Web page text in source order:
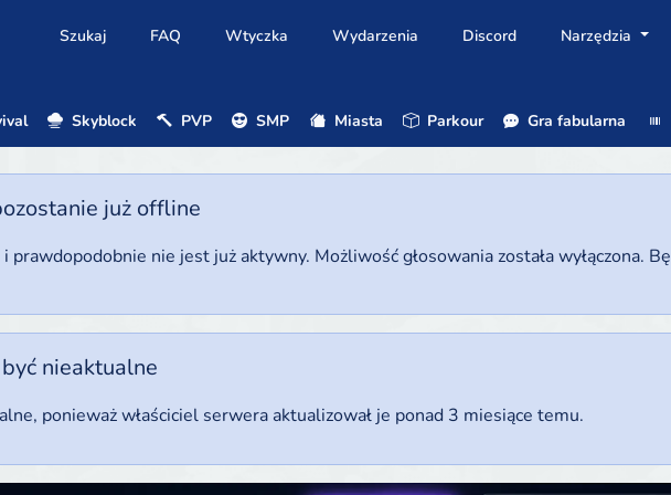
Szukaj FAQ Wtyczka Wydarzenia Discord Narzędzia
Skyblock PVP SMP Miasta Parkour Gra fabularna
już offline
prawdopodobnie nie jest już aktywny. Możliwość głosowania została wyłączona.
nieaktualne
ponieważ właściciel serwera aktualizował je ponad 3 miesiące temu.